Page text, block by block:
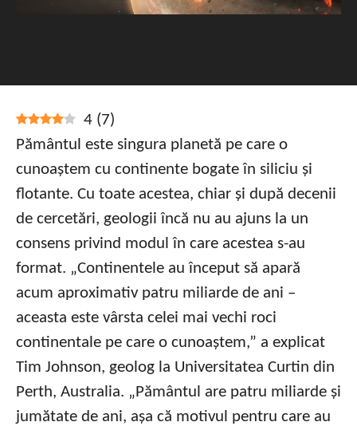
4 (7)
Pământul este singura planetă pe care o
cunoaștem cu continente bogate în siliciu și
flotante. Cu toate acestea, chiar și după decenii
de cercetări, geologii încă nu au ajuns la un
consens privind modul în care acestea s-au
format. „Continentele au început să apară
acum aproximativ patru miliarde de ani –
aceasta este vârsta celei mai vechi roci
continentale pe care o cunoaștem,” a explicat
Tim Johnson, geolog la Universitatea Curtin din
Perth, Australia. „Pământul are patru miliarde și
jumătate de ani, așa că motivul pentru care au